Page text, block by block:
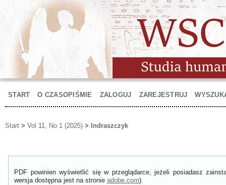
START O CZASOPIŚMIE ZALOGUJ ZAREJESTRUJ
Start > Vol 11, No 1 (2025) > Indraszczyk
PDF powinien wyświetlić się w przeglądarce, jeżeli posiadasz
wersja dostępna jest na stronie adobe.com).